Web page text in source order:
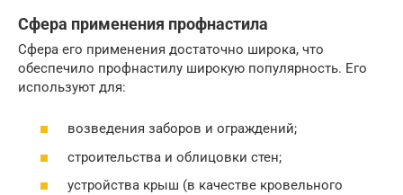
Сфера применения профнастила
Сфера его применения достаточно широка, что
обеспечило профнастилу широкую популярность. Его
используют для:
возведения заборов и ограждений;
строительства и облицовки стен;
устройства крыш (в качестве кровельного